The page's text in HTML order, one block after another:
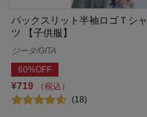
バックスリット半袖ロゴＴシャ
ツ 【子供服】
ジータ/GITA
60%OFF
¥719
（税込）
(18)